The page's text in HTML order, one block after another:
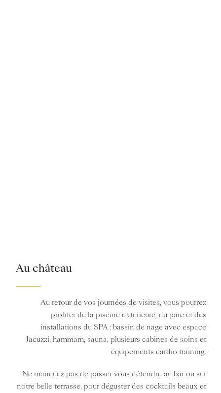
Au château
Au retour de vos journées de visites, vous pourrez
profiter de la piscine extérieure, du parc et des
installations du SPA : bassin de nage avec espace
Jacuzzi, hammam, sauna, plusieurs cabines de soins et
équipements cardio training.
Ne manquez pas de passer vous détendre au bar ou sur
notre belle terrasse, pour déguster des cocktails beaux et